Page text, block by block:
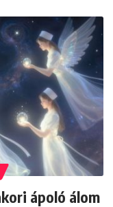
ápoló álom